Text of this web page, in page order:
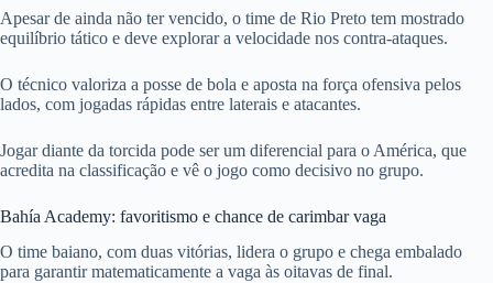
Apesar de ainda não ter vencido, o time de Rio Preto tem mostrado
equilíbrio tático e deve explorar a velocidade nos contra-ataques.
O técnico valoriza a posse de bola e aposta na força ofensiva pelos
lados, com jogadas rápidas entre laterais e atacantes.
Jogar diante da torcida pode ser um diferencial para o América, que
acredita na classificação e vê o jogo como decisivo no grupo.
Bahía Academy: favoritismo e chance de carimbar vaga
O time baiano, com duas vitórias, lidera o grupo e chega embalado
para garantir matematicamente a vaga às oitavas de final.